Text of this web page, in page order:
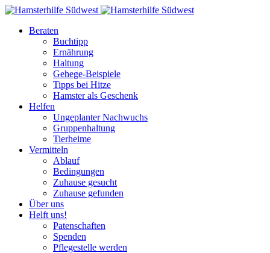
Beraten
Buchtipp
Ernährung
Haltung
Gehege-Beispiele
Tipps bei Hitze
Hamster als Geschenk
Helfen
Ungeplanter Nachwuchs
Gruppenhaltung
Tierheime
Vermitteln
Ablauf
Bedingungen
Zuhause gesucht
Zuhause gefunden
Über uns
Helft uns!
Patenschaften
Spenden
Pflegestelle werden